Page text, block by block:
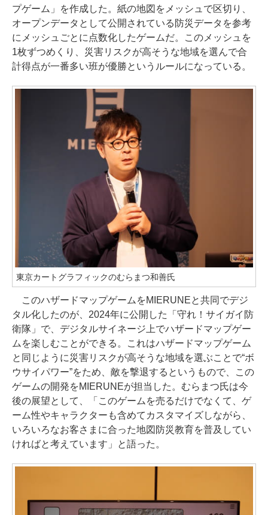
プゲーム」を作成した。紙の地図をメッシュで区切り、
オープンデータとして公開されている防災データを参考
にメッシュごとに点数化したゲームだ。このメッシュを
1枚ずつめくり、災害リスクが高そうな地域を選んで合
計得点が一番多い班が優勝というルールになっている。
東京カートグラフィックのむらまつ和善氏
このハザードマップゲームをMIERUNEと共同でデジ
タル化したのが、2024年に公開した「守れ！サイガイ防
衛隊」で、デジタルサイネージ上でハザードマップゲー
ムを楽しむことができる。これはハザードマップゲーム
と同じように災害リスクが高そうな地域を選ぶことで“ボ
ウサイパワー”をため、敵を撃退するというもので、この
ゲームの開発をMIERUNEが担当した。むらまつ氏は今
後の展望として、「このゲームを売るだけでなくて、ゲ
ーム性やキャラクターも含めてカスタマイズしながら、
いろいろなお客さまに合った地図防災教育を普及してい
ければと考えています」と語った。